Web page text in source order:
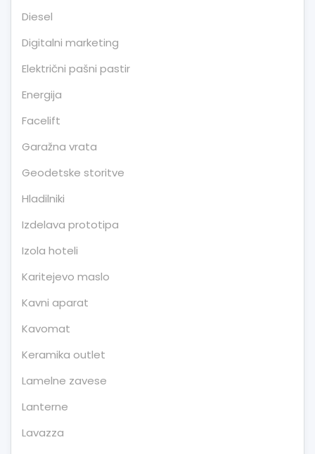
Diesel
Digitalni marketing
Električni pašni pastir
Energija
Facelift
Garažna vrata
Geodetske storitve
Hladilniki
Izdelava prototipa
Izola hoteli
Karitejevo maslo
Kavni aparat
Kavomat
Keramika outlet
Lamelne zavese
Lanterne
Lavazza